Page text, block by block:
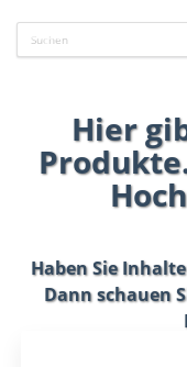
Hier
Haben Sie
Dann schauen